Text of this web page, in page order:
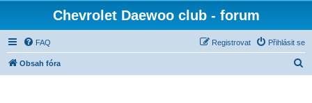
Chevrolet Daewoo club - forum
FAQ Přihlásit se
Registrovat
Obsah fóra